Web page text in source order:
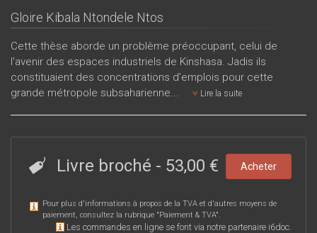
Gloire Kibala Ntondele Ntos
Cette thèse aborde un problème préoccupant, celui de
l'avenir des espaces industriels de Kinshasa. Jadis ils
constituaient des concentrations d’emplois pour cette
grande métropole subsaharienne...
Lire la suite
Livre broché - 53,00 € Acheter
Pour plus d'informations à propos de la TVA et d'autres moyens de
paiement, consultez la rubrique "Paiement & TVA".
Les commandes en ligne se font via notre partenaire i6doc.